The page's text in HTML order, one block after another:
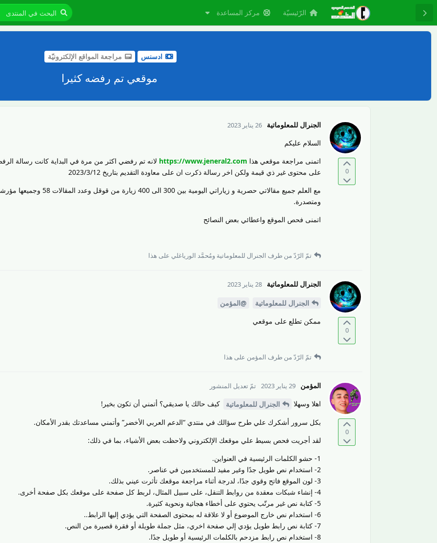
الرّئيسيّة مركز المساعدة
ادسنس مراجعة المواقع الإلكترونيّة
موقعي تم رفضه كثيرا
0
الجنرال للمعلوماتية 26 يناير 2023
السلام عليكم
اتمنى مراجعة موقعي هذا https://www.jeneral2.com لانه تم رفضي اكثر من مرة في البداية كانت رسالة
على محتوى غير ذي قيمة ولكن اخر رسالة ذكرت ان على معاودة التقديم بتاريخ 2023/3/12
مع العلم جميع مقالاتي حصرية و زياراتي اليومية بين 300 الى 400 زيارة من قوقل وعدد
ومتصدرة.
اتمنى فحص الموقع واعطائي بعض النصائح
تمّ الرّدّ من طرف الجنرال للمعلوماتية ومُحمَّد الورياغلي على هذا
0
الجنرال للمعلوماتية 28 يناير 2023
الجنرال للمعلوماتية
@المؤمن
ممكن تطلع على موقعي
تمّ الرّدّ من طرف المؤمن على هذا
0
المؤمن 29 يناير 2023 تمّ تعديل المنشور
اهلا وسهلا الجنرال للمعلوماتية كيف حالك يا صديقي؟ أتمني أن تكون بخير!
بكل سرور أشكرك علي طرح سؤالك في منتدي “الدعم العربي الأخضر” وأتمني مساعدتك بقدر الأمكان.
لقد أجريت فحص بسيط علي موقعك الإلكتروني ولاحظت بعض الأشياء، بما في ذلك:
1- حشو الكلمات الرئيسية في العنواين.
2- استخدام نص طويل جدًا وغير مفيد للمستخدمين في عناصر.
3- لون الموقع فاتح وقوي جدًا، لدرجة أثناء مراجعة موقعك تأثرت عيني بذلك.
4- إنشاء شبكات معقدة من روابط التنقل، على سبيل المثال، لربط كل صفحة على موقعك بكل صفحة أخرى.
5- كتابة نص غير مرتّب يحتوي على أخطاء هجائية ونحوية كثيرة.
6- استخدام نص خارج الموضوع أو لا علاقة له بمحتوى الصفحة التي يؤدي إليها الرابط..
7- كتابة نص رابط طويل يؤدي إلي صفحة اخري، مثل جملة طويلة أو فقرة قصيرة من النص.
8- استخدام نص رابط مزدحم بالكلمات الرئيسية أو طويل جدًا.